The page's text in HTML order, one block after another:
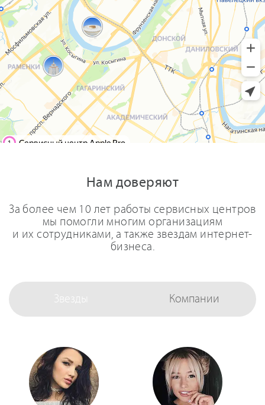
Нам доверяют
За более чем 10 лет работы сервисных центров
мы помогли многим организациям
и их сотрудниками, а также звездам интернет-
бизнеса.
Звезды Компании